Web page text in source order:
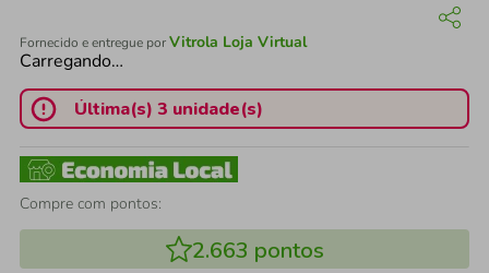
Fornecido e entregue porVitrola Loja Virtual
Carregando…
Última(s) 3 unidade(s)
Compre com pontos:
2.663 pontos